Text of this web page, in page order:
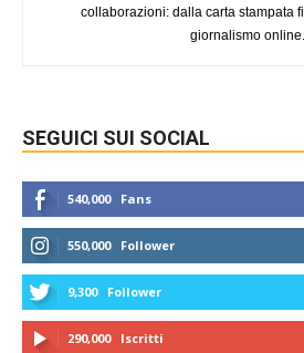
collaborazioni: dalla carta stampata
giornalismo online.
SEGUICI SUI SOCIAL
540,000 Fans
550,000 Follower
9,300 Follower
290,000 Iscritti